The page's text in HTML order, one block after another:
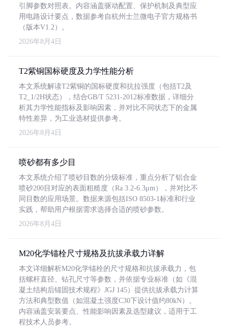
引脚参数对照表。内容涵盖驱动配置、保护机制及典型应
用电路设计要点，数据参考自杭州士兰微电子官方规格书
（版本V1.2）。
2026年8月4日
T2紫铜国标硬度及力学性能分析
本文系统解读T2紫铜的国标硬度和抗拉强度（包括T2及
T2_1/2H状态），结合GB/T 5231-2012标准数据，详细分
析其力学性能指标及影响因素，并对比不同状态下的金属
特性差异，为工业选材提供参考。
2026年8月4日
喷砂都有多少目
本文系统介绍了喷砂目数的分级标准，重点分析了铝合金
喷砂200目对应的表面粗糙度（Ra 3.2-6.3μm），并对比不
同目数的应用场景。数据来源包括ISO 8503-1标准和行业
实践，帮助用户根据需求选择合适的喷砂参数。
2026年8月4日
M20化学锚栓尺寸规格及抗拔承载力详解
本文详细解析M20化学锚栓的尺寸规格和抗拔承载力，包
括螺杆直径、钻孔尺寸等参数，并依据专业标准（如《混
凝土结构后锚固技术规程》JGJ 145）提供抗拔承载力计算
方法和典型数值（如混凝土强度C30下设计值约80kN）。
内容涵盖安装要点、性能影响因素及选型建议，适用于工
程技术人员参考。